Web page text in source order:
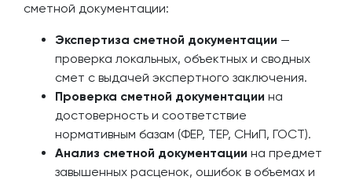
сметной документации:
Экспертиза сметной документации —
проверка локальных, объектных и сводных
смет с выдачей экспертного заключения.
Проверка сметной документации на
достоверность и соответствие
нормативным базам (ФЕР, ТЕР, СНиП, ГОСТ).
Анализ сметной документации на предмет
завышенных расценок, ошибок в объемах и